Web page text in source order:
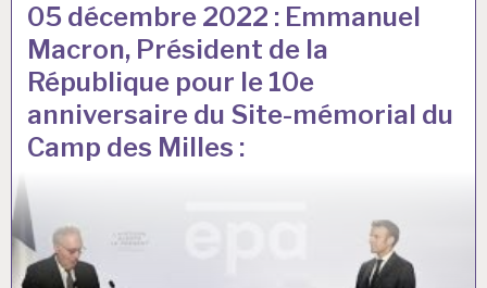
05 décembre 2022 : Emmanuel
Macron, Président de la
République pour le 10e
anniversaire du Site-mémorial du
Camp des Milles :